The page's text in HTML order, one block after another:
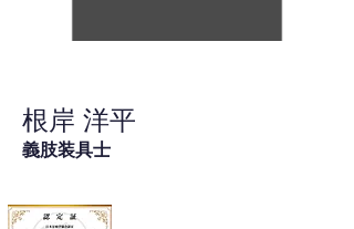
根岸 洋平
義肢装具士